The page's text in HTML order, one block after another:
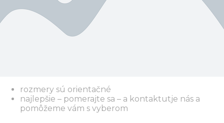
rozmery sú orientačné
najlepšie – pomerajte sa – a kontaktutje nás a
pomôžeme vám s vyberom